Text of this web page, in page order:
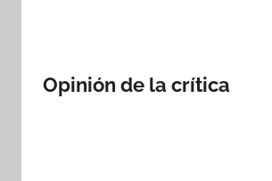
Opinión de la crítica